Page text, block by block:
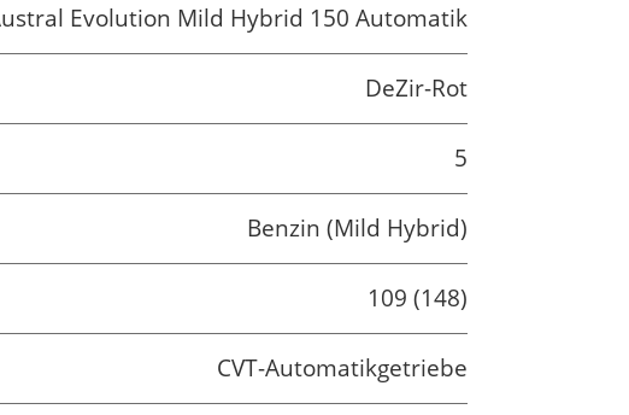
Evolution Mild Hybrid 150 Automatik
DeZir-Rot
5
Benzin (Mild Hybrid)
109 (148)
CVT-Automatikgetriebe